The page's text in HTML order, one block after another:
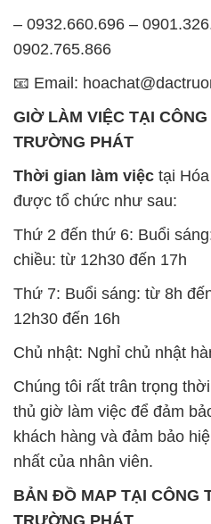
– 0932.660.696 –
0902.765.866
📧 Email:
GIỜ LÀM VIỆC TẠI
TRƯỜNG PHÁT
Thời gian làm việc tại
được tổ chức như sau:
Thứ 2 đến thứ 6: Buổi
chiều: từ 12h30 đến 17h
Thứ 7: Buổi sáng: từ 8h
12h30 đến 16h
Chủ nhật: Nghỉ chủ nhật
Chúng tôi rất trân trọng
thủ giờ làm việc để đảm
khách hàng và đảm bảo
nhất của nhân viên.
BẢN ĐỒ MAP TẠI CÔNG
TRƯỜNG PHÁT